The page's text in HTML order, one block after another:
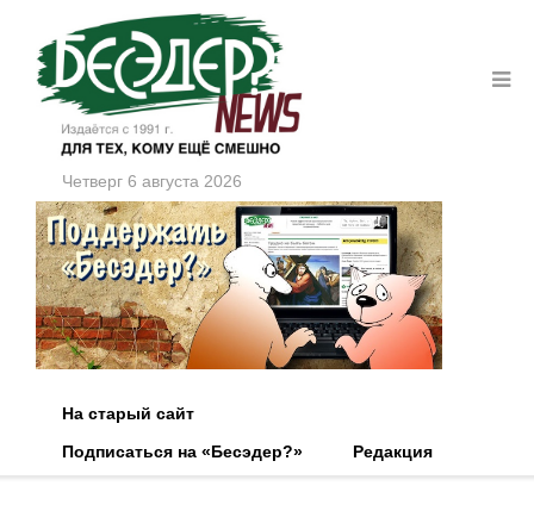
Четверг 6 августа 2026
На старый сайт
Подписаться на «Бесэдер?»
Редакция